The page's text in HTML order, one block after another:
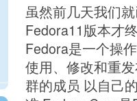
虽然前几天我们
Fedora11版本才
Fedora是一个操
使用、修改和重
群的成员 以自己